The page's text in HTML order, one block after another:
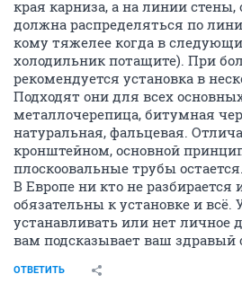
края карниза, а на линии стены,
должна распределяться по
кому тяжелее когда в
холодильник потащите). При
рекомендуется установка в
Подходят они для всех
металлочерепица, битумная
натуральная, фальцевая.
кронштейном, основной
плоскоовальные трубы остается.
В Европе ни кто не разбирается
обязательны к установке и всё.
устанавливать или нет личное
вам подсказывает ваш здравый
ОТВЕТИТЬ